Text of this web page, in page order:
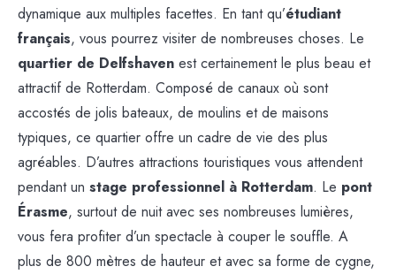
dynamique aux multiples facettes. En tant qu’étudiant
français, vous pourrez visiter de nombreuses choses. Le
quartier de Delfshaven est certainement le plus beau et
attractif de Rotterdam. Composé de canaux où sont
accostés de jolis bateaux, de moulins et de maisons
typiques, ce quartier offre un cadre de vie des plus
agréables. D’autres attractions touristiques vous attendent
pendant un stage professionnel à Rotterdam. Le pont
Érasme, surtout de nuit avec ses nombreuses lumières,
vous fera profiter d’un spectacle à couper le souffle. A
plus de 800 mètres de hauteur et avec sa forme de cygne,